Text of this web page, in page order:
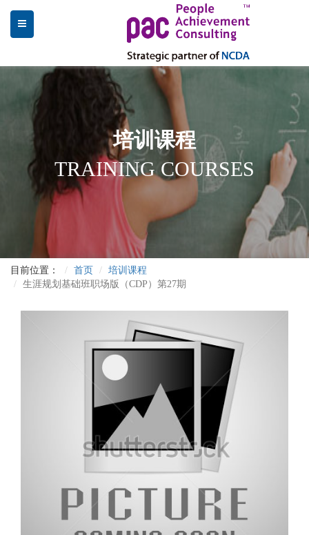
培训课程
TRAINING COURSES
目前位置： 首页
培训课程
生涯规划基础班职场版（CDP）第27期